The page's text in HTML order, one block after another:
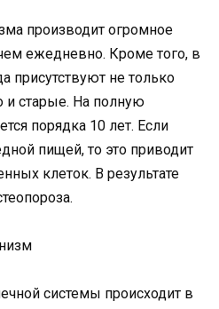
производит огромное
ежедневно. Кроме того, в
присутствуют не только
и старые. На полную
порядка 10 лет. Если
пищей, то это приводит
клеток. В результате
системы происходит в